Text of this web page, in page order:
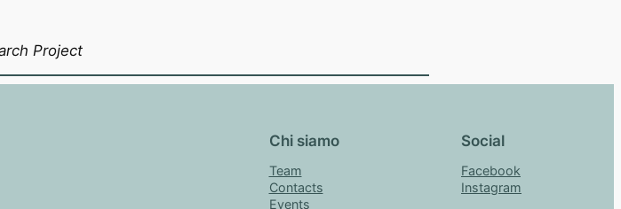
Project
Chi siamo
Team
Contacts
Events
Social
Facebook
Instagram